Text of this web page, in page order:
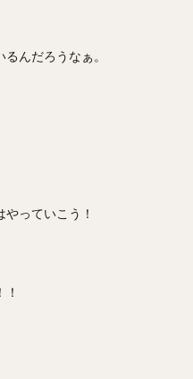
んだろうなぁ。
っていこう！